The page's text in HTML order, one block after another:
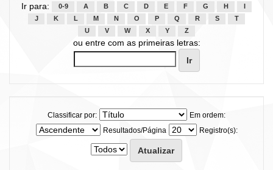
Ir para: 0-9 A B C D E F G H
J
K L M N O P Q R S
T
U
V W X Y Z
ou entre com as primeiras letras:
Classificar por:
Em ordem:
Resultados/Página
Registro(s):